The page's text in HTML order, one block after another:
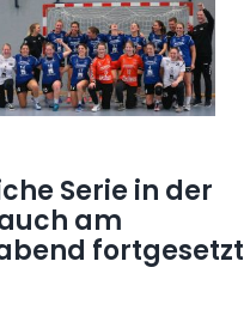
Serie in der
am
fortgesetzt